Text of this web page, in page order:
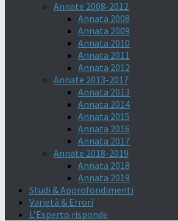
Annate 2008-2012
Annata 2008
Annata 2009
Annata 2010
Annata 2011
Annata 2012
Annate 2013-2017
Annata 2013
Annata 2014
Annata 2015
Annata 2016
Annata 2017
Annate 2018-2019
Annata 2018
Annata 2019
Studi & Approfondimenti
Varietà & Errori
L’Esperto risponde